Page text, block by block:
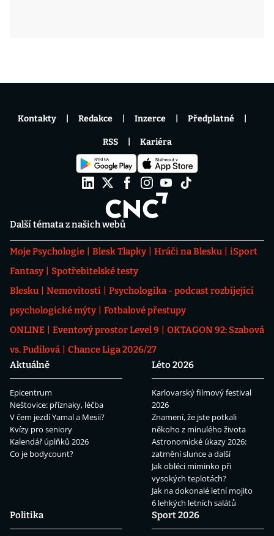
Další témata z našich webů
Moje Psychologie Blesk Tlapky Hráči na Blesku
iSport
Fantasy
Spotřebitelské testy
Blesku
Nemovitosti
Psychologika - podcast rozbíjející
psychologické mýty
Fotbalové přestupy
ONLINE
Eventový prostor Level 9
OKTAGON 92: Szabová
vs. Pudilová
Chance Liga 2026/27
Aktuálně
Epicentrum
Neštovice: příznaky, léčba
V čem jezdí Yamal a Mesii?
Kvízy pro seniory
Kalendář úplňků 2026
Co je bodycount?
Léto 2026
Karlovarský filmový festival
2026
Znamení, že jste potkali
někoho z minulého života
Astronomické úkazy 2026:
zatmění slunce a další
Jak obléci miminko při
vysokých teplotách?
Jak na dokonalé letní mojito
6 lehkých letních salátů
Politika
Sport 2026
Kontakty Redakce Inzerce Předplatné
RSS Kariéra